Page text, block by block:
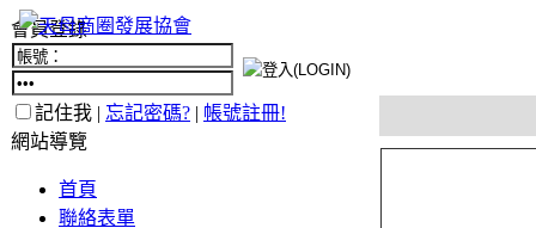
會員登錄
記住我 | 忘記密碼? | 帳號註冊!
網站導覽
首頁
聯絡表單